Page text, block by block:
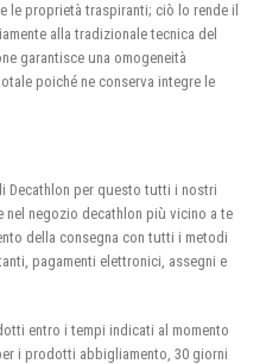
le proprietà traspiranti; ciò lo rende il
alla tradizionale tecnica del
garantisce una omogeneità
poiché ne conserva integre le
Decathlon per questo tutti i nostri
negozio decathlon più vicino a te
della consegna con tutti i metodi
pagamenti elettronici, assegni e
entro i tempi indicati al momento
i prodotti abbigliamento, 30 giorni